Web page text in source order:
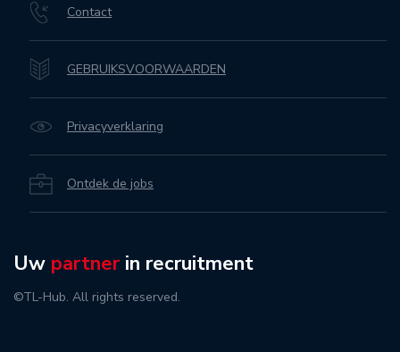
Contact
GEBRUIKSVOORWAARDEN
Privacyverklaring
Ontdek de jobs
Uw partner in recruitment
©TL-Hub. All rights reserved.